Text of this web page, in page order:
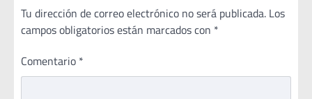
Tu dirección de correo electrónico no será publicada. Los
campos obligatorios están marcados con *
Comentario *